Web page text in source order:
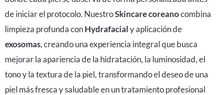
de iniciar el protocolo. NuestroSkincare coreanocombina
limpieza profunda conHydrafacialy aplicación de
exosomas, creando una experiencia integral que busca
mejorar la apariencia de la hidratación, la luminosidad, el
tono y la textura de la piel, transformando el deseo de una
piel más fresca y saludable en un tratamiento profesional